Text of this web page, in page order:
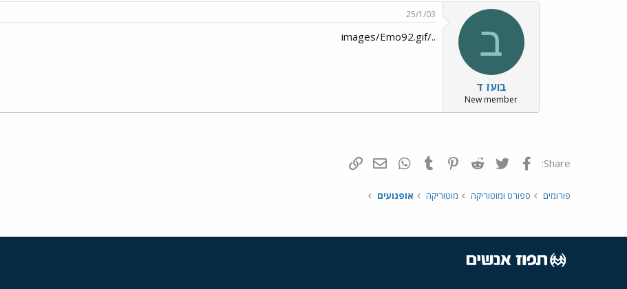
ב
בועז ד
New member
25/1/03
../images/Emo92.gif
Share: פייסבוק Twitter
Reddit
Pinterest
Tumblr
WhatsAppדואר אלקטרוני
פורומים ספורט ומוטוריקה מוטוריקה אופנועים